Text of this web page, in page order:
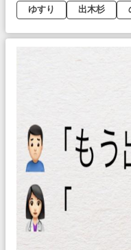
ゆすり
出木杉